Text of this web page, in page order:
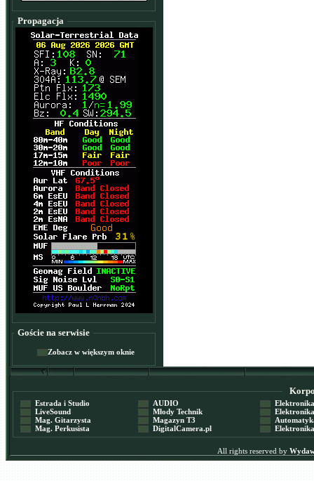
Propagacja
Goście na serwisie
Zobacz w większym oknie
Estrada i Studio
LiveSound
Mag. Gitarzysta
Mag. Perkusista
AUDIO
Młody Technik
Magazyn T3
DigitalCamera.pl
Elektronika
Elektronika
Automatyka
Elektronika
All rights reserved by